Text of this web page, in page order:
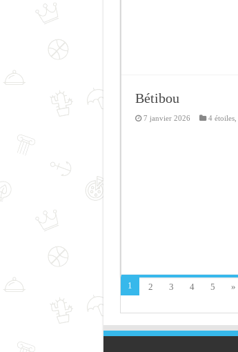
Bétibou
7 janvier 2026 4 étoiles,
1 2 3 4 5 »